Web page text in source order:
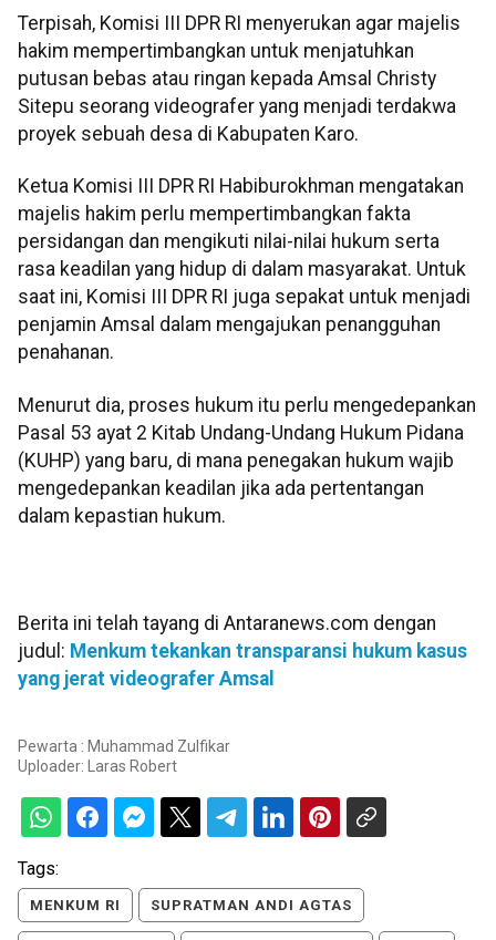
Terpisah, Komisi III DPR RI menyerukan agar majelis
hakim mempertimbangkan untuk menjatuhkan
putusan bebas atau ringan kepada Amsal Christy
Sitepu seorang videografer yang menjadi terdakwa
proyek sebuah desa di Kabupaten Karo.
Ketua Komisi III DPR RI Habiburokhman mengatakan
majelis hakim perlu mempertimbangkan fakta
persidangan dan mengikuti nilai-nilai hukum serta
rasa keadilan yang hidup di dalam masyarakat. Untuk
saat ini, Komisi III DPR RI juga sepakat untuk menjadi
penjamin Amsal dalam mengajukan penangguhan
penahanan.
Menurut dia, proses hukum itu perlu mengedepankan
Pasal 53 ayat 2 Kitab Undang-Undang Hukum Pidana
(KUHP) yang baru, di mana penegakan hukum wajib
mengedepankan keadilan jika ada pertentangan
dalam kepastian hukum.
Berita ini telah tayang di Antaranews.com dengan
judul: Menkum tekankan transparansi hukum kasus
yang jerat videografer Amsal
Pewarta : Muhammad Zulfikar
Uploader:
Laras Robert
Tags:
MENKUM RI SUPRATMAN ANDI AGTAS